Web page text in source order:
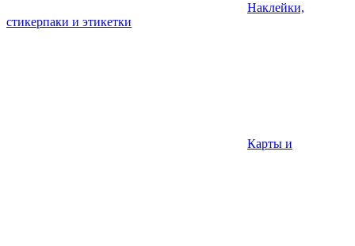
Наклейки,
стикерпаки и этикетки
Карты и